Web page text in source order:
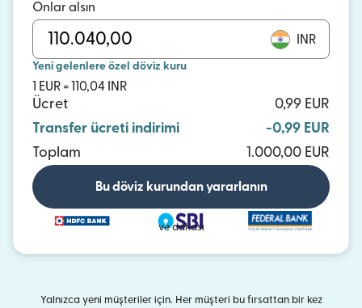
Onlar alsın
INR
Yeni gelenlere özel döviz kuru
1 EUR = 110,04 INR
Ücret
0,99 EUR
Transfer ücreti indirimi
-0,99 EUR
Toplam
1.000,00 EUR
Bu döviz kurundan yararlanın
ve dahası
Yalnızca yeni müşteriler için. Her müşteri bu fırsattan bir kez